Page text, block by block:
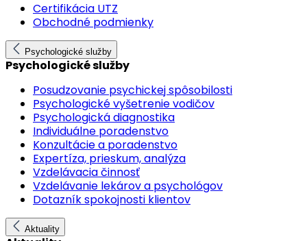
Certifikácia UTZ
Obchodné podmienky
Psychologické služby
Psychologické služby
Posudzovanie psychickej spôsobilosti
Psychologické vyšetrenie vodičov
Psychologická diagnostika
Individuálne poradenstvo
Konzultácie a poradenstvo
Expertíza, prieskum, analýza
Vzdelávacia činnosť
Vzdelávanie lekárov a psychológov
Dotazník spokojnosti klientov
Aktuality